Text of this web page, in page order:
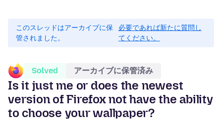
このスレッドはアーカイブに保
管されました。
必要であれば新たに質問し
てください。
Solved アーカイブに保管済み
Is it just me or does the newest
version of Firefox not have the ability
to choose your wallpaper?